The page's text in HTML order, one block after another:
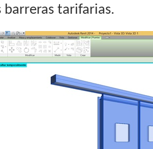
barreras tarifarias.